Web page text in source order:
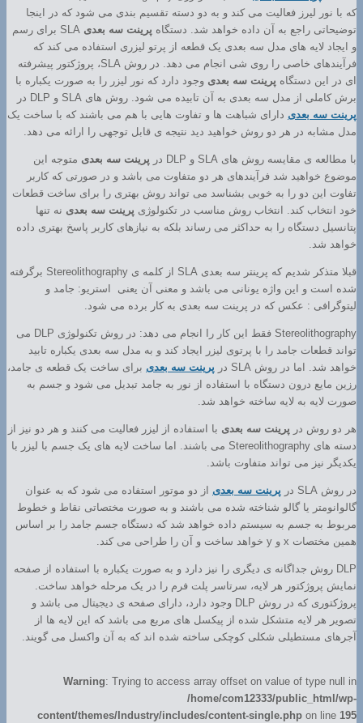
که با نور لیرز فعالیت می کند و به دو دسته تقسیم بندی می شود که در اینجا
توضیحاتی راجع به آن داده خواهد شد. دستگاه پرینت سه بعدی
SLA برای رسم
و ایجاد لایه های مدل سه بعدی یک قطعه از پرتو لیزری استفاده می کند که
فرآیندهای خاصی را روی شی انجام می دهد. در روش SLA، پروژکتور پیشرفته
ای در این دستگاه پرینت سه بعدی وجود دارد که نور لیزر را به صورت یکباره با
برش کاملی از مدل سه بعدی به آن تابیده می شود. روش های SLA و DLP در
پرینت سه بعدی دارای شباهت ها و تفاوت هایی با هم می باشند که با ساخت یک
مدل مشابه در هر دو روش خواهید دید نتیجه ی قابل توجهی را ارائه می دهد.
با مطالعه ی مقایسه روش های SLA و DLP در پرینت سه بعدی متوجه این
موضوع خواهید شد فرآیندهای هر دو متفاوت می باشد و در صورتی که کاربر
تفاوت این دو را به خوبی بشناسد می تواند روش بهتری را برای ساخت قطعات
خود انتخاب کند. انتخاب روش مناسب در تکنولوژی پرینت سه بعدی نه تنها
پتانسیل دستگاه را به حداکثر می رساند بلکه به نیازهای کاربر پاسخ بهتری داده
خواهد شد.
قبلا متذکر شدیم که پرینتر سه بعدی SLA از کلمه ی Stereolithography برگرفته
شده است و این واژه یونانی می باشد و معنی آن یعنی استریو: جامد و
لیتوگرافی : عکس که در پرینت سه بعدی به کار برده می شود.
Stereolithography فقط این کار را انجام می دهد: در روش تکنولوژی DLP می
تواند قطعات جامد را با پرتوی لیزر ایجاد کند و به مدل سه بعدی یکباره تابید
خواهد شد. اما در روش SLA در
پرینت سه بعدی برای ساخت یک قطعه ی جامد،
رزین مایع درون دستگاه با استفاده از نور به جامد تبدیل می شود و جسم به
صورت لایه به لایه ساخته خواهد شد.
هر دو روش در پرینت سه بعدی با استفاده از لیزر فعالیت می کنند و هر دو نیز از
دسته های Stereolithography می باشند. اما ساخت لایه های یک جسم با لیزر با
یکدیگر نیز می تواند متفاوت باشد.
در روش SLA در پرینت سه بعدی از دو موتور استفاده می شود که به عنوان
گالوانومتر یا گالو شناخته شده می باشند و به صورت مختصاتی نقاط و خطوط
مربوط به جسم به سیستم داده خواهد شد که دستگاه جسم جامد را بر اساس
همین مختصات x و y خواهد ساخت و آن را طراحی می کند.
DLP روش جداگانه ی دیگری را نیز دارد و به صورت یکباره با استفاده از صفحه
نمایش پروژکتور هر لایه، سرتاسر پلت فرم را در یک مرحله خواهد ساخت.
پروژکتوری که در روش DLP وجود دارد، دارای صفحه ی دیجیتال می باشد و
تصویر هر لایه متشکل شده از پیکسل های مربع می باشد که این لایه ها از
آجرهای مستطیلی شکلی کوچکی ساخته شده اند که به آن واکسل می گویند.
Warning: Trying to access array offset on value of type null in
/home/com12333/public_html/wp-
content/themes/Industry/includes/content-single.php on line 195